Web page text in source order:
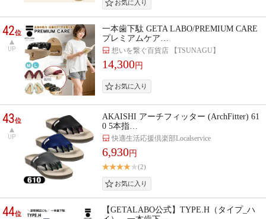
42位
UP
一本歯下駄 GETA LABO/PREMIUM CARE
プレミアムケア…
想いを繋ぐ百貨店 【TSUNAGU】
14,300円
43位
UP
AKAISHI アーチフィッター (ArchFitter) 61
0 5本指…
快適生活応援倶楽部Localservice
6,930円
(2)
44位
【GETALABO公式】TYPE.H（タイプ_ハ